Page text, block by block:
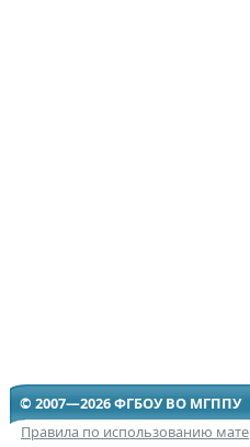
© 2007—2026 ФГБОУ ВО МГППУ
Правила по использованию